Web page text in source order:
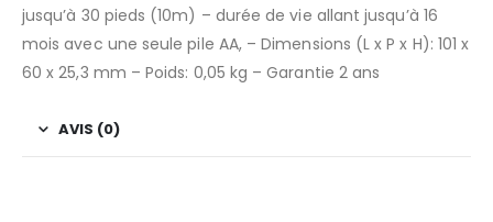
jusqu’à 30 pieds (10m) – durée de vie allant jusqu’à 16
mois avec une seule pile AA, – Dimensions (L x P x H): 101 x
60 x 25,3 mm – Poids: 0,05 kg – Garantie 2 ans
AVIS (0)